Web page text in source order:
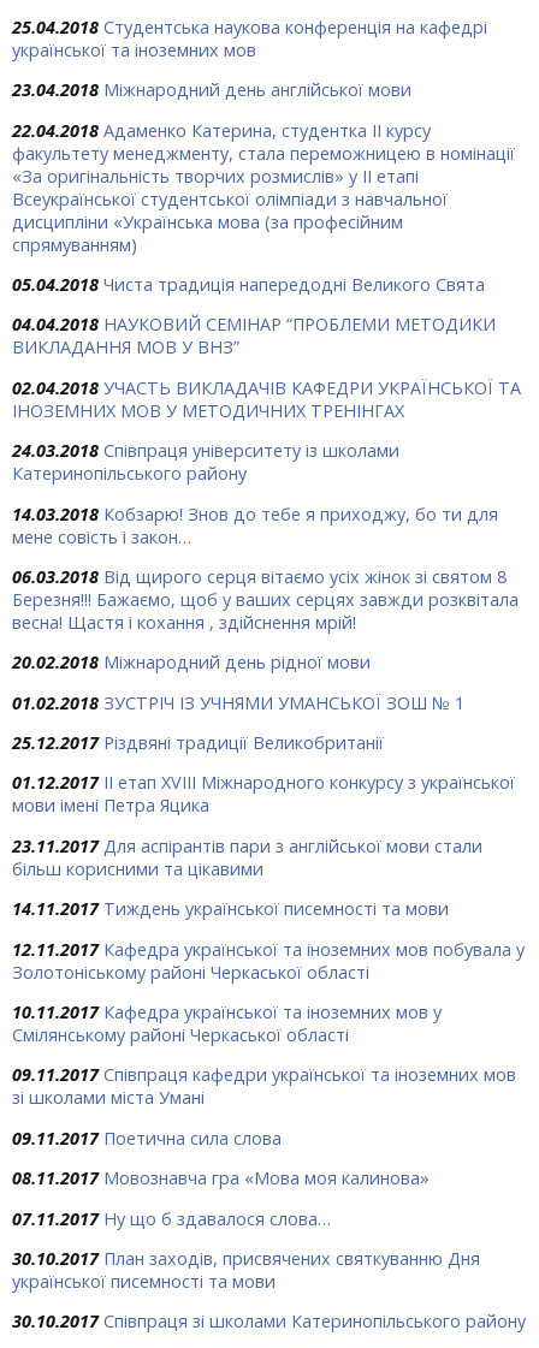
25.04.2018 Студентська наукова конференція на кафедрі
української та іноземних мов
23.04.2018 Міжнародний день англійської мови
22.04.2018 Адаменко Катерина, студентка ІІ курсу
факультету менеджменту, стала переможницею в номінації
«За оригінальність творчих розмислів» у ІІ етапі
Всеукраїнської студентської олімпіади з навчальної
дисципліни «Українська мова (за професійним
спрямуванням)
05.04.2018 Чиста традиція напередодні Великого Свята
04.04.2018 НАУКОВИЙ СЕМІНАР “ПРОБЛЕМИ МЕТОДИКИ
ВИКЛАДАННЯ МОВ У ВНЗ”
02.04.2018 УЧАСТЬ ВИКЛАДАЧІВ КАФЕДРИ УКРАЇНСЬКОЇ ТА
ІНОЗЕМНИХ МОВ У МЕТОДИЧНИХ ТРЕНІНГАХ
24.03.2018 Співпраця університету із школами
Катеринопільського району
14.03.2018 Кобзарю! Знов до тебе я приходжу, бо ти для
мене совість і закон…
06.03.2018 Від щирого серця вітаємо усіх жінок зі святом 8
Березня!!! Бажаємо, щоб у ваших серцях завжди розквітала
весна! Щастя і кохання , здійснення мрій!
20.02.2018 Міжнародний день рідної мови
01.02.2018 ЗУСТРІЧ ІЗ УЧНЯМИ УМАНСЬКОЇ ЗОШ № 1
25.12.2017 Різдвяні традиції Великобританії
01.12.2017 ІІ етап XVIII Міжнародного конкурсу з української
мови імені Петра Яцика
23.11.2017 Для аспірантів пари з англійської мови стали
більш корисними та цікавими
14.11.2017 Тиждень української писемності та мови
12.11.2017 Кафедра української та іноземних мов побувала у
Золотоніському районі Черкаської області
10.11.2017 Кафедра української та іноземних мов у
Смілянському районі Черкаської області
09.11.2017 Співпраця кафедри української та іноземних мов
зі школами міста Умані
09.11.2017 Поетична сила слова
08.11.2017 Мовознавча гра «Мова моя калинова»
07.11.2017 Ну що б здавалося слова…
30.10.2017 План заходів, присвячених святкуванню Дня
української писемності та мови
30.10.2017 Співпраця зі школами Катеринопільського району